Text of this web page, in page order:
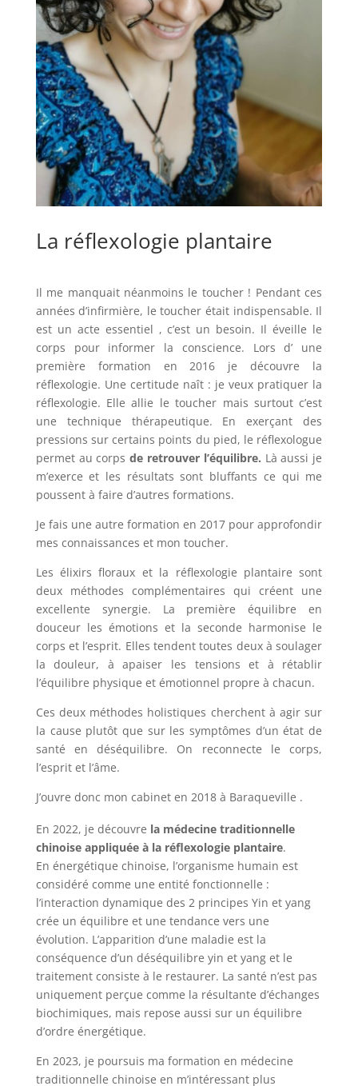
La réflexologie plantaire
Il me manquait néanmoins le toucher ! Pendant ces
années d’infirmière, le toucher était indispensable. Il
est un acte essentiel , c’est un besoin. Il éveille le
corps pour informer la conscience. Lors d’ une
première formation en 2016 je découvre la
réflexologie. Une certitude naît : je veux pratiquer la
réflexologie. Elle allie le toucher mais surtout c’est
une technique thérapeutique. En exerçant des
pressions sur certains points du pied, le réflexologue
permet au corpsde retrouver l’équilibre. Là aussi je
m’exerce et les résultats sont bluffants ce qui me
poussent à faire d’autres formations.
Je fais une autre formation en 2017 pour approfondir
mes connaissances et mon toucher.
Les élixirs floraux et la réflexologie plantaire sont
deux méthodes complémentaires qui créent une
excellente synergie. La première équilibre en
douceur les émotions et la seconde harmonise le
corps et l’esprit. Elles tendent toutes deux à soulager
la douleur, à apaiser les tensions et à rétablir
l’équilibre physique et émotionnel propre à chacun.
Ces deux méthodes holistiques cherchent à agir sur
la cause plutôt que sur les symptômes d’un état de
santé en déséquilibre. On reconnecte le corps,
l’esprit et l’âme.
J’ouvre donc mon cabinet en 2018 à Baraqueville .
En 2022, je découvre la médecine traditionnelle
chinoise appliquée à la réflexologie plantaire.
En énergétique chinoise, l’organisme humain est
considéré comme une entité fonctionnelle :
l’interaction dynamique des 2 principes Yin et yang
crée un équilibre et une tendance vers une
évolution. L’apparition d’une maladie est la
conséquence d’un déséquilibre yin et yang et le
traitement consiste à le restaurer. La santé n’est pas
uniquement perçue comme la résultante d’échanges
biochimiques, mais repose aussi sur un équilibre
d’ordre énergétique.
En 2023, je poursuis ma formation en médecine
traditionnelle chinoise en m’intéressant plus